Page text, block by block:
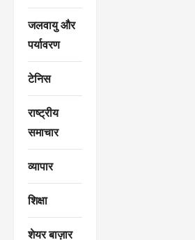
जलवायु और
पर्यावरण
टेनिस
राष्ट्रीय
समाचार
व्यापार
शिक्षा
शेयर बाज़ार